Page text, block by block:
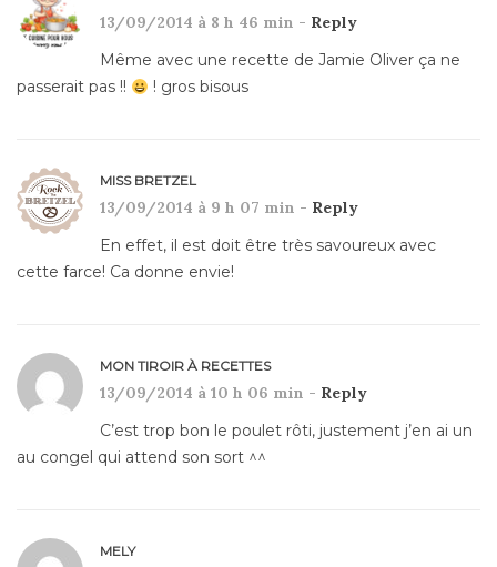
13/09/2014 à 8 h 46 min - Reply
Même avec une recette de Jamie Oliver ça ne
passerait pas !!
! gros bisous
MISS BRETZEL
13/09/2014 à 9 h 07 min - Reply
En effet, il est doit être très savoureux avec
cette farce! Ca donne envie!
MON TIROIR À RECETTES
13/09/2014 à 10 h 06 min - Reply
C’est trop bon le poulet rôti, justement j’en ai un
au congel qui attend son sort ^^
MELY